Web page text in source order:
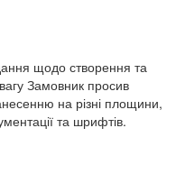
щодо створення та
Замовник просив
на різні площини,
та шрифтів.